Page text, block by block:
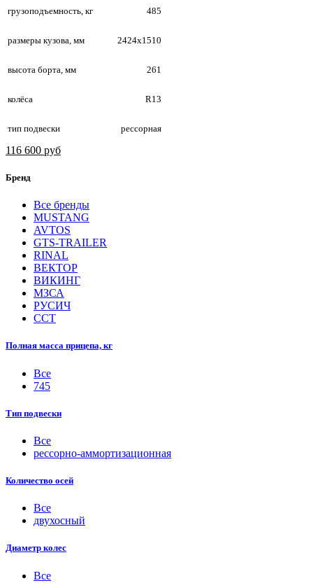
грузоподъемность, кг 485
размеры кузова, мм 2424х1510
высота борта, мм 261
колёса R13
тип подвески рессорная
116 600 руб
Бренд
Все бренды
MUSTANG
AVTOS
GTS-TRAILER
RINAL
ВЕКТОР
ВИКИНГ
МЗСА
РУСИЧ
ССТ
Полная масса прицепа, кг
Все
745
Тип подвески
Все
рессорно-аммортизационная
Количество осей
Все
двухосный
Диаметр колес
Все